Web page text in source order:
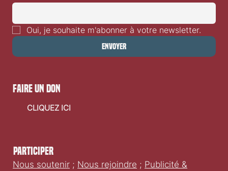
Oui, je souhaite m'abonner à votre newsletter.
Envoyer
Participer
Nous soutenir ; Nous rejoindre ; Publicité &
faire un don
CLIQUEZ ICI